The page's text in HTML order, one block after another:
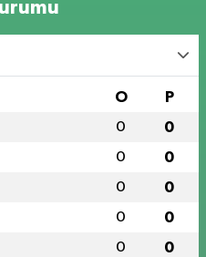
O P
0 0
0 0
0 0
0 0
0 0